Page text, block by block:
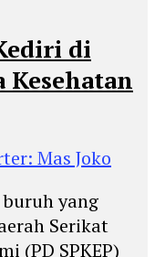
di
Kesehatan
Mas Joko
yang
Serikat
(PD SPKEP)